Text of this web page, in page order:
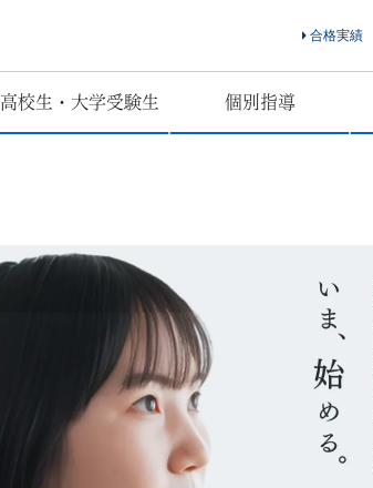
合格実績
高校生・大学受験生 個別指導